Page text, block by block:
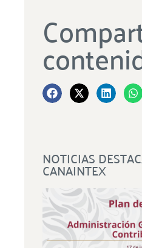
NOTICIAS
CANAINTEX